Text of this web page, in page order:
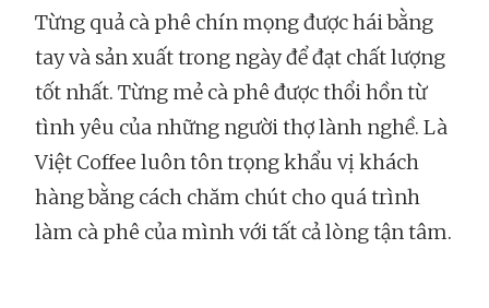
Từng quả cà phê chín mọng được hái bằng
tay và sản xuất trong ngày để đạt chất lượng
tốt nhất. Từng mẻ cà phê được thổi hồn từ
tình yêu của những người thợ lành nghề. Là
Việt Coffee luôn tôn trọng khẩu vị khách
hàng bằng cách chăm chút cho quá trình
làm cà phê của mình với tất cả lòng tận tâm.